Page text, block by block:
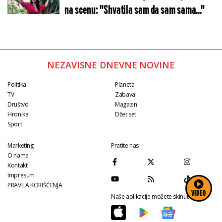
VIDEO
na scenu: "Shvatila sam da sam sama..."
NEZAVISNE DNEVNE NOVINE
Politika
TV
Društvo
Hronika
Sport
Planeta
Zabava
Magazin
Džet set
Marketing
O nama
Kontakt
Impresum
PRAVILA KORIŠĆENJA
Pratite nas
Naše aplikacije možete skinuti na: